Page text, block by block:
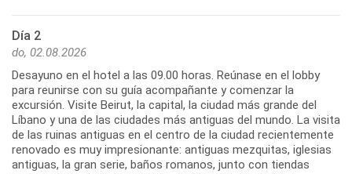
Día 2
do, 02.08.2026
Desayuno en el hotel a las 09.00 horas. Reúnase en el lobby
para reunirse con su guía acompañante y comenzar la
excursión. Visite Beirut, la capital, la ciudad más grande del
Líbano y una de las ciudades más antiguas del mundo. La visita
de las ruinas antiguas en el centro de la ciudad recientemente
renovado es muy impresionante: antiguas mezquitas, iglesias
antiguas, la gran serie, baños romanos, junto con tiendas